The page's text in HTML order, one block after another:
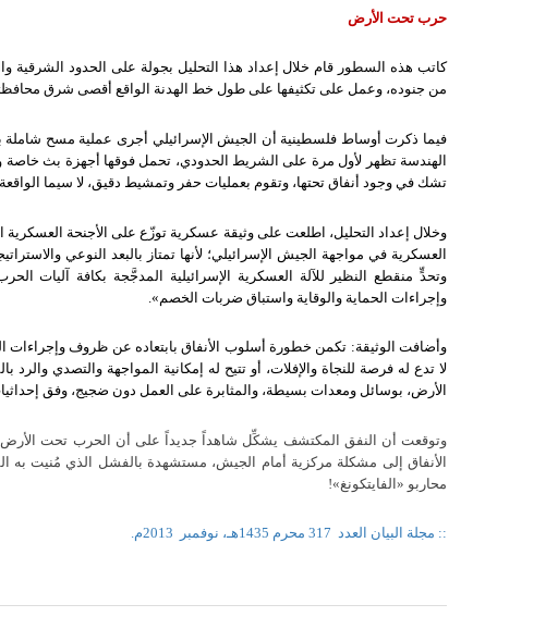
حرب تحت الأرض
كاتب هذه السطور قام خلال إعداد هذا التحليل بجولة على الحدود الشرقية
من جنوده، وعمل على تكثيفها على طول خط الهدنة الواقع أقصى شرق
فيما ذكرت أوساط فلسطينية أن الجيش الإسرائيلي أجرى عملية مسح شاملة
الهندسة تظهر لأول مرة على الشريط الحدودي، تحمل فوقها أجهزة بث خاصة
تشك في وجود أنفاق تحتها، وتقوم بعمليات حفر وتمشيط دقيق، لا سيما
وخلال إعداد التحليل، اطلعت على وثيقة عسكرية توزّع على الأجنحة العسكرية
العسكرية في مواجهة الجيش الإسرائيلي؛ لأنها تمتاز بالبعد النوعي
وتحدٍّ منقطع النظير للآلة العسكرية الإسرائيلية المدجَّجة بكافة آليات
وإجراءات الحماية والوقاية واستباق ضربات الخصم ».
وأضافت الوثيقة: تكمن خطورة أسلوب الأنفاق بابتعاده عن ظروف وإجراءات
لا تدع له فرصة للنجاة والإفلات، أو تتيح له إمكانية المواجهة والتصدي والرد
الأرض، بوسائل ومعدات بسيطة، والمثابرة على العمل دون ضجيج، وفق
وتوقعت أن النفق المكتشف يشكِّل شاهداً جديداً على أن الحرب تحت الأرض
الأنفاق إلى مشكلة مركزية أمام الجيش، مستشهدة بالفشل الذي مُنيت به
محاربو «الفايتكونغ»!
:: مجلة البيان العدد 317 محرم 1435هـ، نوفمبر 2013م.